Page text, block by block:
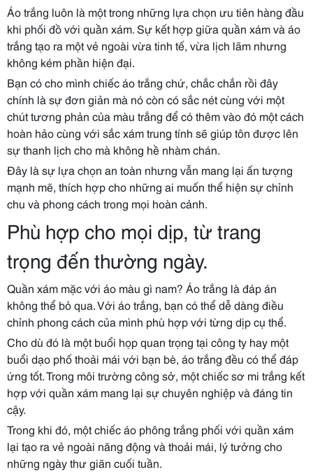
Áo trắng luôn là một trong những lựa chọn ưu tiên hàng đầu
khi phối đồ với quần xám. Sự kết hợp giữa quần xám và áo
trắng tạo ra một vẻ ngoài vừa tinh tế, vừa lịch lãm nhưng
không kém phần hiện đại.
Bạn có cho mình chiếc áo trắng chứ, chắc chắn rồi đây
chính là sự đơn giản mà nó còn có sắc nét cùng với một
chút tương phản của màu trắng để có thêm vào đó một cách
hoàn hảo cùng với sắc xám trung tính sẽ giúp tôn được lên
sự thanh lịch cho mà không hề nhàm chán.
Đây là sự lựa chọn an toàn nhưng vẫn mang lại ấn tượng
mạnh mẽ, thích hợp cho những ai muốn thể hiện sự chỉnh
chu và phong cách trong mọi hoàn cảnh.
Phù hợp cho mọi dịp, từ trang
trọng đến thường ngày.
Quần xám mặc với áo màu gì nam? Áo trắng là đáp án
không thể bỏ qua. Với áo trắng, bạn có thể dễ dàng điều
chỉnh phong cách của mình phù hợp với từng dịp cụ thể.
Cho dù đó là một buổi họp quan trọng tại công ty hay một
buổi dạo phố thoải mái với bạn bè, áo trắng đều có thể đáp
ứng tốt. Trong môi trường công sở, một chiếc sơ mi trắng kết
hợp với quần xám mang lại sự chuyên nghiệp và đáng tin
cậy.
Trong khi đó, một chiếc áo phông trắng phối với quần xám
lại tạo ra vẻ ngoài năng động và thoải mái, lý tưởng cho
những ngày thư giãn cuối tuần.